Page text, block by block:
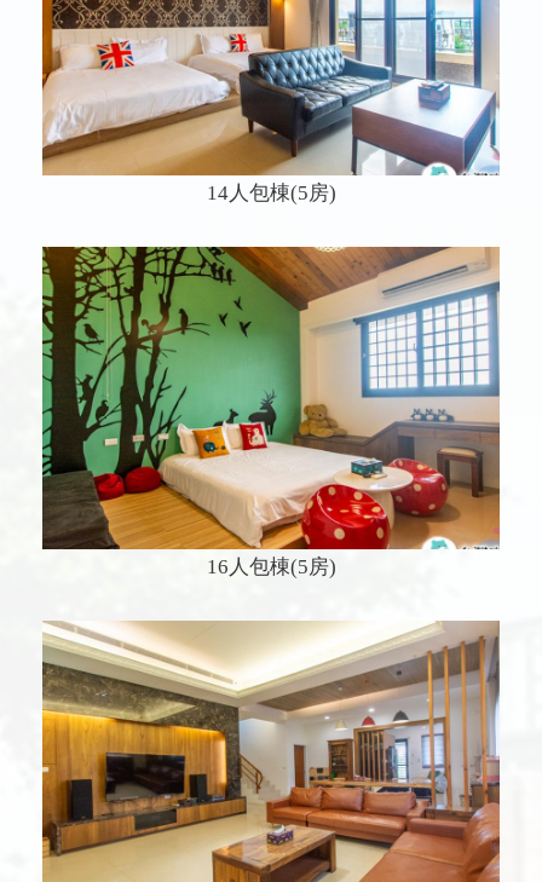
14人包棟(5房)
16人包棟(5房)